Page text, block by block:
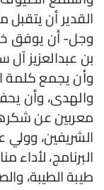
القدير أن
وجل- أن يوفق
بن عبدالعزيز
وأن يجمع كلمة
والهدى، وأن
معربين عن
الشريفين،
البرنامج،
طيبة الطيبة،